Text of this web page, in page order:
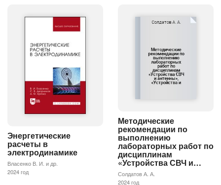
Энергетические
расчеты в
электродинамике
Власенко В. И. и др.
2024 год
Методические
рекомендации по
выполнению
лабораторных работ по
дисциплинам
«Устройства СВЧ и…
Солдатов А. А.
2024 год